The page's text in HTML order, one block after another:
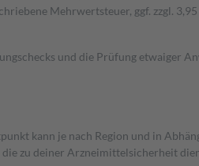
Mehrwertsteuer, ggf. zzgl.
und die Prüfung etwaiger
kann je nach Region und in
zu deiner Arzneimittelsicherheit